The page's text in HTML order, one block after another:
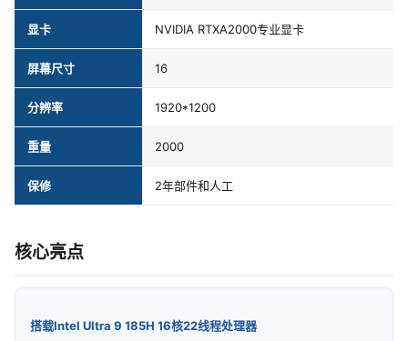
显卡 NVIDIA RTXA2000专业显卡
屏幕尺寸 16
分辨率 1920*1200
重量 2000
保修 2年部件和人工
核心亮点
搭载Intel Ultra 9 185H 16核22线程处理器